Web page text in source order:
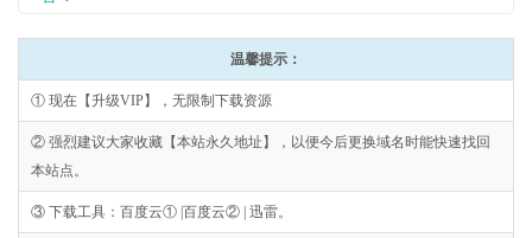
温馨提示：
① 现在【升级VIP】，无限制下载资源
② 强烈建议大家收藏【本站永久地址】，以便今后更换域名时能快速找回
本站点。
③ 下载工具：百度云① |百度云② | 迅雷。